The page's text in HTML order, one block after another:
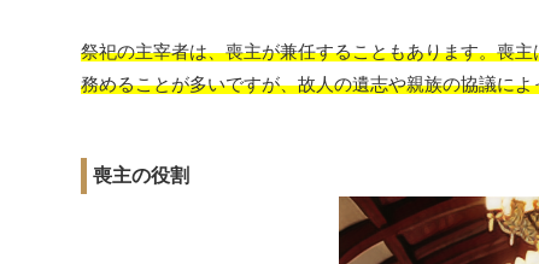
祭祀の主宰者は、喪主が兼任することもあります。喪
務めることが多いですが、故人の遺志や親族の協議に
喪主の役割